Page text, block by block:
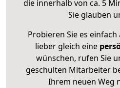
die innerhalb von ca. 5
Sie glauben
Probieren Sie es einfach
lieber gleich eine
wünschen, rufen Sie
geschulten Mitarbeiter
Ihrem neuen Weg